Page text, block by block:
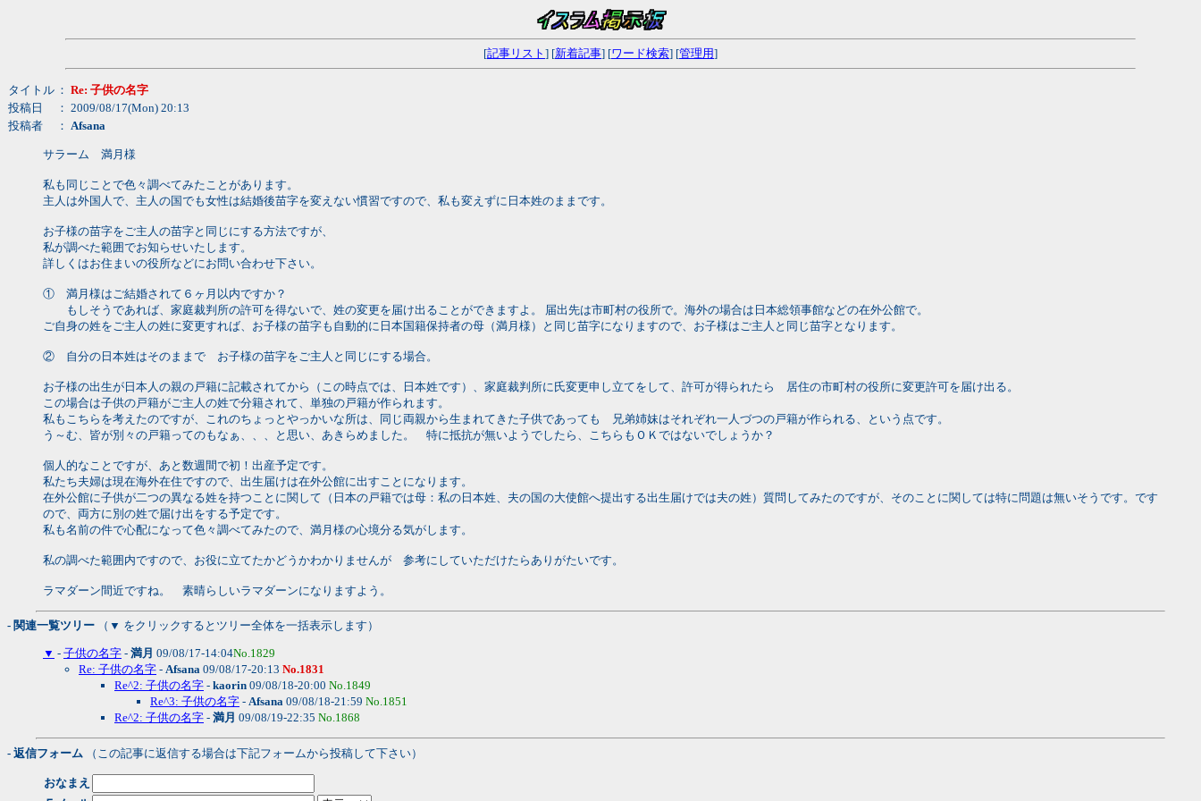
[記事リスト ] [新着記事] [ワード検索] [管理用]
タイトル ： Re: 子供の名字
投稿日
： 2009/08/17(Mon) 20:13
投稿者
： Afsana
サラーム 満月様
私も同じことで色々調べてみたことがあります。
主人は外国人で、主人の国でも女性は結婚後苗字を変えない慣習ですので、私も変えずに日本姓のままです。
お子様の苗字をご主人の苗字と同じにする方法ですが、
私が調べた範囲でお知らせいたします。
詳しくはお住まいの役所などにお問い合わせ下さい。
① 満月様はご結婚されて６ヶ月以内ですか？
もしそうであれば、家庭裁判所の許可を得ないで、姓の変更を届け出ることができますよ。 届出先は市町村の役所で。海外の場合は日本総領事館などの在外公館で。
ご自身の姓をご主人の姓に変更すれば、お子様の苗字も自動的に日本国籍保持者の母（満月様）と同じ苗字になりますので、お子様はご主人と同じ苗字となります。
② 自分の日本姓はそのままで お子様の苗字をご主人と同じにする場合。
お子様の出生が日本人の親の戸籍に記載されてから（この時点では、日本姓です）、家庭裁判所に氏変更申し立てをして、許可が得られたら 居住の市町村の役所に変更許可を届け出る。
この場合は子供の戸籍がご主人の姓で分籍されて、単独の戸籍が作られます。
私もこちらを考えたのですが、これのちょっとやっかいな所は、同じ両親から生まれてきた子供であっても 兄弟姉妹はそれぞれ一人づつの戸籍が作られる、という点です。
う～む、皆が別々の戸籍ってのもなぁ、、、と思い、あきらめました。 特に抵抗が無いようでしたら、こちらもＯＫではないでしょうか？
個人的なことですが、あと数週間で初！出産予定です。
私たち夫婦は現在海外在住ですので、出生届けは在外公館に出すことになります。
在外公館に子供が二つの異なる姓を持つことに関して（日本の戸籍では母：私の日本姓、夫の国の大使館へ提出する出生届けでは夫の姓）質問してみたのですが、そのことに関しては特に問題は無いそうです。です
ので、両方に別の姓で届け出をする予定です。
私も名前の件で心配になって色々調べてみたので、満月様の心境分る気がします。
私の調べた範囲内ですので、お役に立てたかどうかわかりませんが 参考にしていただけたらありがたいです。
ラマダーン間近ですね。 素晴らしいラマダーンになりますよう。
- 関連一覧ツリー （▼ をクリックするとツリー全体を一括表示します）
▼ - 子供の名字 - 満月 09/08/17-14:04No.1829
Re: 子供の名字 - Afsana 09/08/17-20:13 No.1831
Re^2: 子供の名字 - kaorin 09/08/18-20:00 No.1849
Re^3: 子供の名字 - Afsana 09/08/18-21:59 No.1851
Re^2: 子供の名字 - 満月 09/08/19-22:35 No.1868
- 返信フォーム （この記事に返信する場合は下記フォームから投稿して下さい）
おなまえ